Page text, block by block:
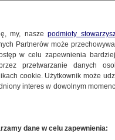
my, naszepodmioty
Partnerów może
w celu zapewnienia
przetwarzanie danych
cookie. Użytkownik może
interes w dowolnym
dane w celu zapewnienia: